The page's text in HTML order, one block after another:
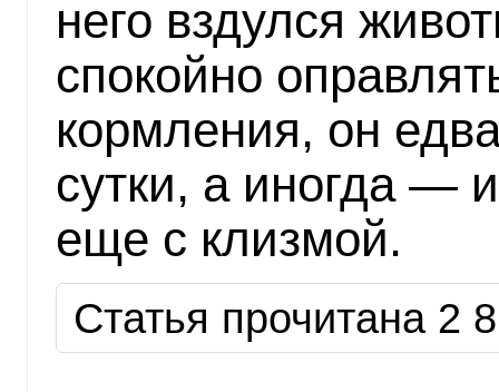
него вздулся
спокойно
кормления, он
сутки, а иногда —
еще с клизмой.
Статья прочитана 2